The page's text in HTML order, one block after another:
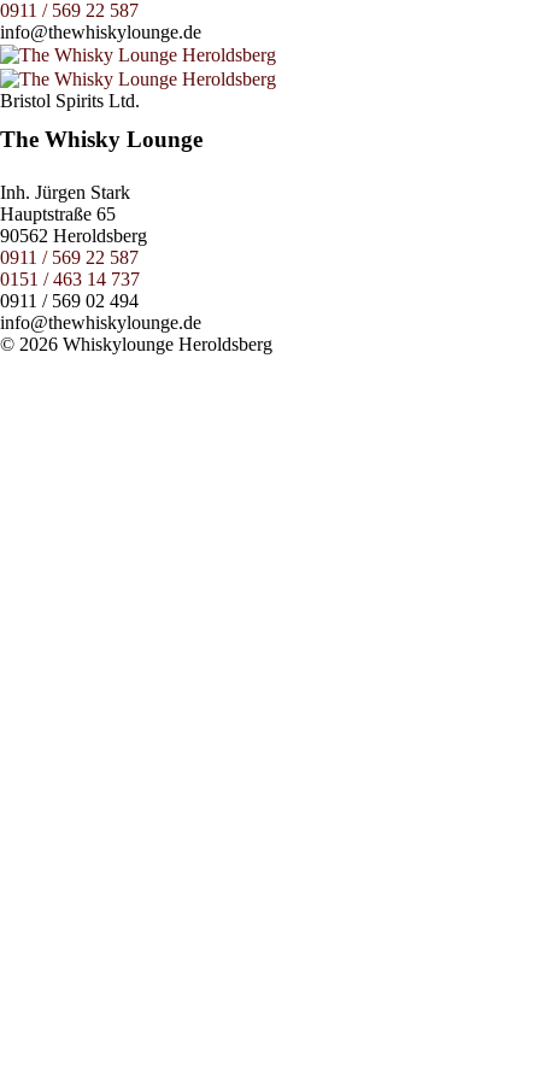
0911 / 569 22 587
info@thewhiskylounge.de
Bristol Spirits Ltd.
The Whisky Lounge
Inh. Jürgen Stark
Hauptstraße 65
90562 Heroldsberg
0911 / 569 22 587
0151 / 463 14 737
0911 / 569 02 494
info@thewhiskylounge.de
© 2026 Whiskylounge Heroldsberg